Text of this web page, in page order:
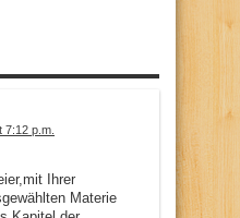
p.m.
Ihrer
Materie